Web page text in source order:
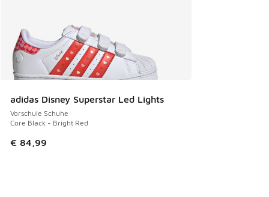
adidas Disney Superstar Led Lights
Vorschule Schuhe
Core Black - Bright Red
€ 84,99